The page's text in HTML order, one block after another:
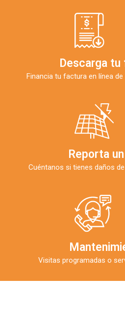
Descarga
Financia tu factura en línea de
Reporta
Cuéntanos si tienes daños
Visitas programadas o